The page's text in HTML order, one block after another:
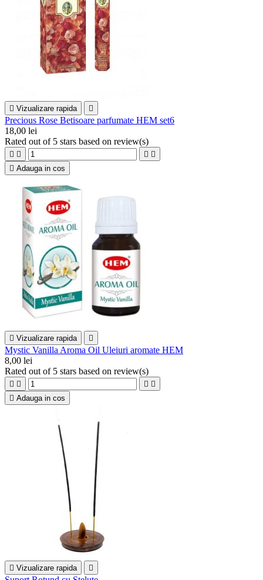
 Vizualizare rapida 
Precious Rose Betisoare parfumate HEM set6
18,00 lei
Rated out of 5 stars based on review(s)
   
 Adauga in cos
 Vizualizare rapida 
Mystic Vanilla Aroma Oil Uleiuri aromate HEM
8,00 lei
Rated out of 5 stars based on review(s)
   
 Adauga in cos
 Vizualizare rapida 